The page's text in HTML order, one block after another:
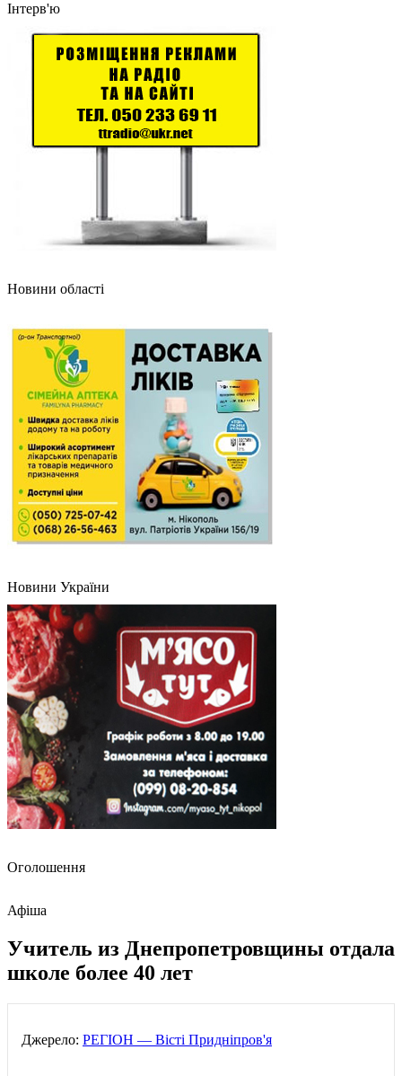
Інтерв'ю
Новини області
Новини України
Оголошення
Афіша
Учитель из Днепропетровщины отдала
школе более 40 лет
Джерело: РЕГІОН — Вісті Придніпров'я